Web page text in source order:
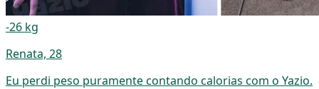
-26 kg
Renata, 28
Eu perdi peso puramente contando calorias com o Yazio.